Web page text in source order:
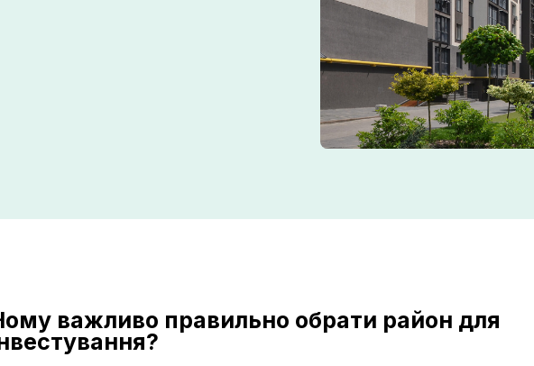
важливо правильно обрати район для